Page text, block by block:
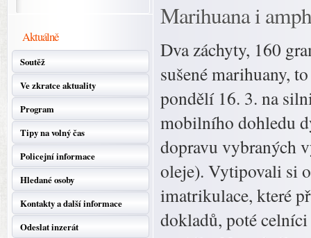
Aktuálně
Soutěž
Ve zkratce aktuality
Program
Tipy na volný čas
Policejní informace
Hledané osoby
Kontakty a další informace
Odeslat inzerát
Marihuana i
Dva záchyty, 160
sušené marihuany,
pondělí 16. 3. na
mobilního dohledu
dopravu vybraných
oleje). Vytipovali si
imatrikulace, které
dokladů, poté